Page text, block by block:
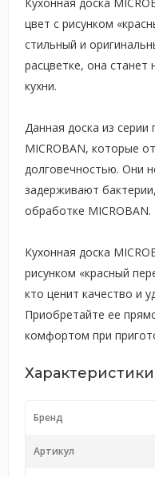
цвет с рисунком
стильный и
расцветке, она
кухни.
Данная доска из серии
MICROBAN, которые
долговечностью. Они
задерживают
обработке MICROBAN.
Кухонная доска
рисунком «красный
кто ценит качество и
Приобретайте ее
комфортом при
Характеристики
Бренд
Артикул